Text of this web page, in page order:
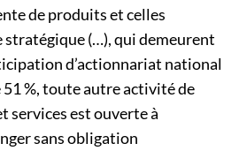
de produits et celles
stratégique (…), qui demeurent
d’actionnariat national
%, toute autre activité de
services est ouverte à
sans obligation